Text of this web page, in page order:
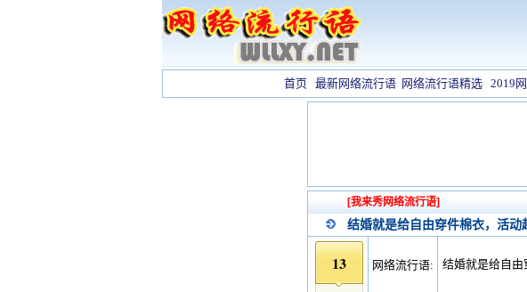
首页 最新网络流行语 网络流行语精选 2019
[我来秀网络流行语]
结婚就是给自由穿件棉衣，活动
13 网络流行语: 结婚就是给自由